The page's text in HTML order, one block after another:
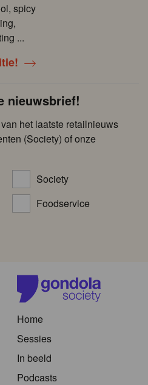
spicy
...
nieuwsbrief!
het laatste retailnieuws
(Society) of onze
Society
Foodservice
Home
Sessies
In beeld
Podcasts